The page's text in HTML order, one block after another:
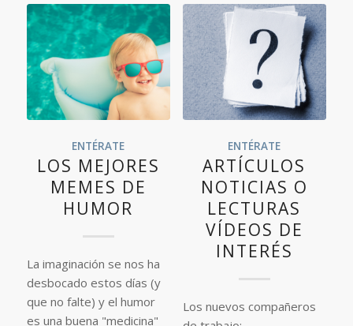
ENTÉRATE
LOS MEJORES
MEMES DE
HUMOR
La imaginación se nos ha
desbocado estos días (y
que no falte) y el humor
es una buena "medicina"
ENTÉRATE
ARTÍCULOS
NOTICIAS O
LECTURAS
VÍDEOS DE
INTERÉS
Los nuevos compañeros